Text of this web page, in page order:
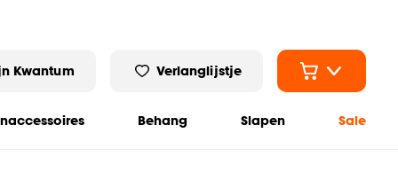
Kwantum Verlanglijstje
Behang Slapen Sale